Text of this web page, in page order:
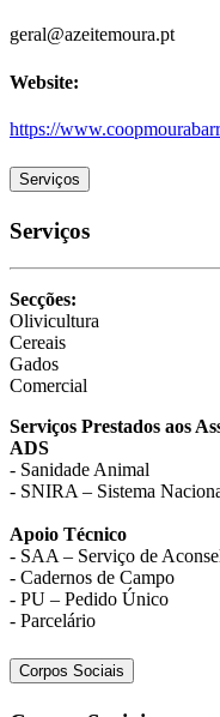
geral@azeitemoura.pt
Website:
https://
Serviços
Serviços
Secções:
Olivicultura
Cereais
Gados
Comercial
Serviços Prestados aos
ADS
- Sanidade Animal
- SNIRA – Sistema
Apoio Técnico
- SAA – Serviço de
- Cadernos de Campo
- PU – Pedido Único
- Parcelário
Corpos Sociais